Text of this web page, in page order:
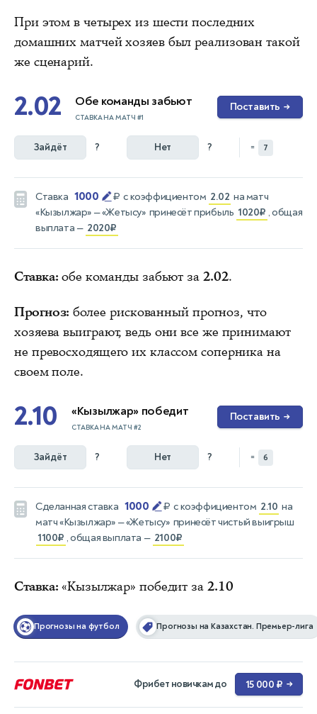
При этом в четырех из шести последних
домашних матчей хозяев был реализован такой
же сценарий.
2.02 Обе команды забьют
СТАВКА НА МАТЧ #1
Поставить →
Зайдёт ? Нет ? = 7
Ставка 1000 ₽ с коэффициентом 2.02 на матч
«Кызылжар» — «Жетысу» принесёт прибыль 1020₽ , общая
выплата — 2020₽
Ставка: обе команды забьют за 2.02.
Прогноз: более рискованный прогноз, что
хозяева выиграют, ведь они все же принимают
не превосходящего их классом соперника на
своем поле.
2.10 «Кызылжар» победит
СТАВКА НА МАТЧ #2
Поставить →
Зайдёт ? Нет ? = 6
Сделанная ставка 1000 ₽ с коэффициентом 2.10 на
матч«Кызылжар» — «Жетысу» принесёт чистый выигрыш
1100₽ , общая выплата — 2100₽
Ставка: «Кызылжар» победит за 2.10
Прогнозы на футбол Прогнозы на Казахстан. Премьер-лига
Фрибет новичкам до 15 000 ₽ →